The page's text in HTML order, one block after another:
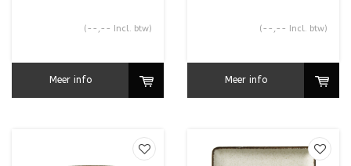
(--,-- Incl. btw)
Meer info
(--,-- Incl. btw)
Meer info